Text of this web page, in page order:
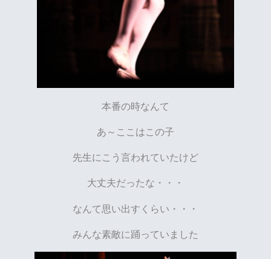
本番の時なんて
あ～ここはこの子
先生にこう言われていたけど
大丈夫だったな・・・
なんて思い出すくらい・・・
みんな素敵に踊っていました